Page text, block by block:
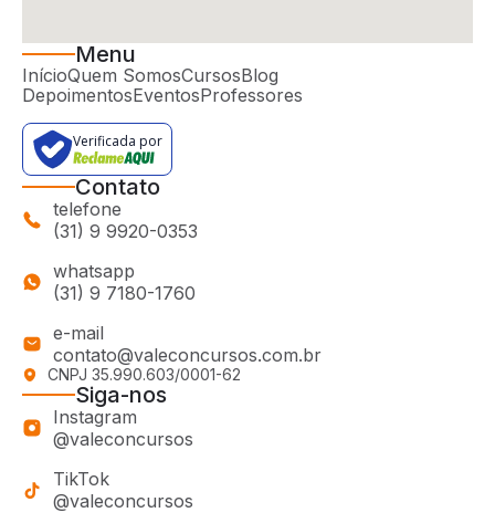
Menu
InícioQuem SomosCursosBlog
DepoimentosEventosProfessores
Verificada por
Contato
telefone
(31) 9 9920-0353
whatsapp
(31) 9 7180-1760
e-mail
contato@valeconcursos.com.br
CNPJ 35.990.603/0001-62
Siga-nos
Instagram
@valeconcursos
TikTok
@valeconcursos